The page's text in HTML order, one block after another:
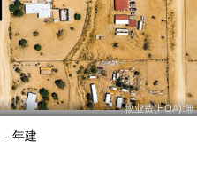
物业费(HOA):無
--年建